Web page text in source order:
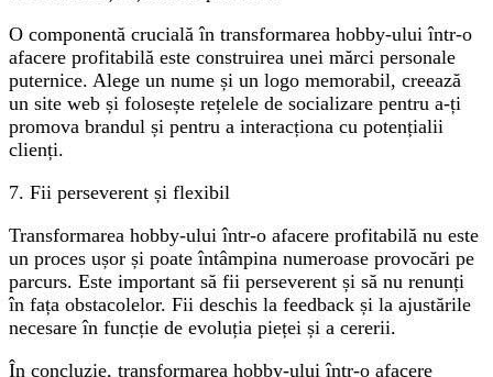
O componentă crucială în transformarea hobby-ului într-o
afacere profitabilă este construirea unei mărci personale
puternice. Alege un nume și un logo memorabil, creează
un site web și folosește rețelele de socializare pentru a-ți
promova brandul și pentru a interacționa cu potențialii
clienți.
7. Fii perseverent și flexibil
Transformarea hobby-ului într-o afacere profitabilă nu este
un proces ușor și poate întâmpina numeroase provocări pe
parcurs. Este important să fii perseverent și să nu renunți
în fața obstacolelor. Fii deschis la feedback și la ajustările
necesare în funcție de evoluția pieței și a cererii.
În concluzie, transformarea hobby-ului într-o afacere